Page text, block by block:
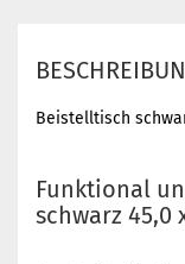
Beistelltisch
Funktional
schwarz 45,0